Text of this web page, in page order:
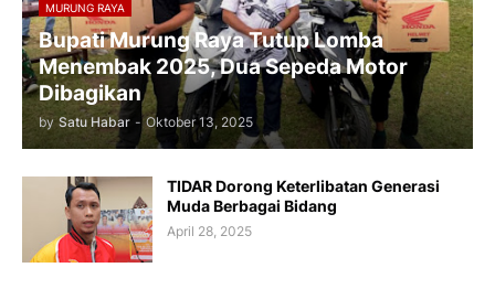
MURUNG RAYA
Bupati Murung Raya Tutup Lomba
Menembak 2025, Dua Sepeda Motor
Dibagikan
by Satu Habar - Oktober 13, 2025
TIDAR Dorong Keterlibatan Generasi
Muda Berbagai Bidang
April 28, 2025